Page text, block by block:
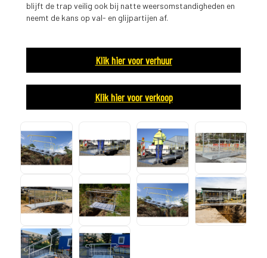
blijft de trap veilig ook bij natte weersomstandigheden en
neemt de kans op val- en glijpartijen af.
Klik hier voor verhuur
Klik hier voor verkoop